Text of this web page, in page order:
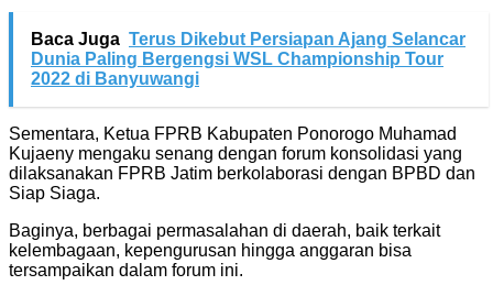
Baca Juga Terus Dikebut Persiapan Ajang Selancar
Dunia Paling Bergengsi WSL Championship Tour
2022 di Banyuwangi
Sementara, Ketua FPRB Kabupaten Ponorogo Muhamad
Kujaeny mengaku senang dengan forum konsolidasi yang
dilaksanakan FPRB Jatim berkolaborasi dengan BPBD dan
Siap Siaga.
Baginya, berbagai permasalahan di daerah, baik terkait
kelembagaan, kepengurusan hingga anggaran bisa
tersampaikan dalam forum ini.